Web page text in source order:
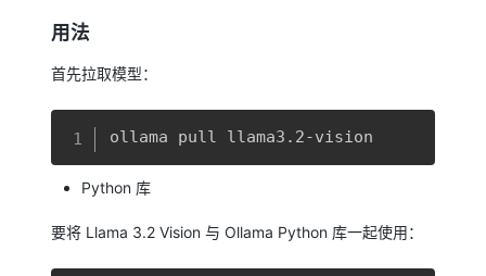
用法
首先拉取模型：
ollama pull llama3.2-vision
Python 库
要将 Llama 3.2 Vision 与 Ollama Python 库一起使用：